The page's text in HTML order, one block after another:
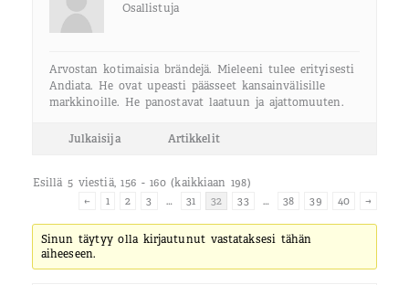
Osallistuja
Arvostan kotimaisia brändejä. Mieleeni tulee erityisesti
Andiata. He ovat upeasti päässeet kansainvälisille
markkinoille. He panostavat laatuun ja ajattomuuten.
Julkaisija Artikkelit
Esillä 5 viestiä, 156 - 160 (kaikkiaan 198)
←
1 2 3 … 31 32 33 … 38 39 40 →
Sinun täytyy olla kirjautunut vastataksesi tähän
aiheeseen.